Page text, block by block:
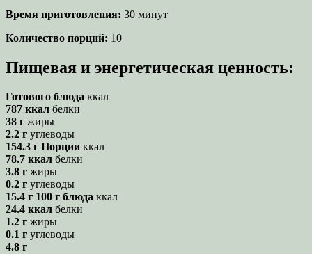
Время приготовления: 30 минут
Количество порций: 10
Пищевая и энергетическая ценность:
Готового блюда ккал
787 ккал белки
38 г жиры
2.2 г углеводы
154.3 г Порции ккал
78.7 ккал белки
3.8 г жиры
0.2 г углеводы
15.4 г 100 г блюда ккал
24.4 ккал белки
1.2 г жиры
0.1 г углеводы
4.8 г